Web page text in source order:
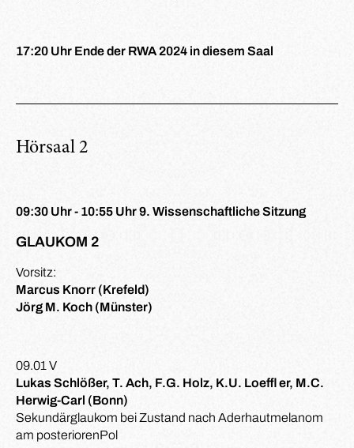
17:20 Uhr Ende der RWA 2024 in diesem Saal
Hörsaal 2
09:30 Uhr - 10:55 Uhr 9. Wissenschaftliche Sitzung
GLAUKOM 2
Vorsitz:
Marcus Knorr (Krefeld)
Jörg M. Koch (Münster)
09.01 V
Lukas Schlößer, T. Ach, F.G. Holz, K.U. Loeffl er, M.C.
Herwig-Carl (Bonn)
Sekundärglaukom bei Zustand nach Aderhautmelanom
am posteriorenPol